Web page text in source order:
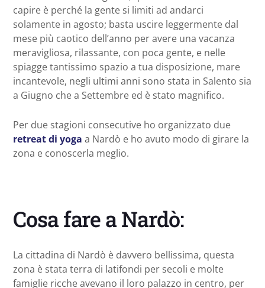
capire è perché la gente si limiti ad andarci
solamente in agosto; basta uscire leggermente dal
mese più caotico dell’anno per avere una vacanza
meravigliosa, rilassante, con poca gente, e nelle
spiagge tantissimo spazio a tua disposizione, mare
incantevole, negli ultimi anni sono stata in Salento sia
a Giugno che a Settembre ed è stato magnifico.
Per due stagioni consecutive ho organizzato due
retreat di yoga a Nardò e ho avuto modo di girare la
zona e conoscerla meglio.
Cosa fare a Nardò:
La cittadina di Nardò è davvero bellissima, questa
zona è stata terra di latifondi per secoli e molte
famiglie ricche avevano il loro palazzo in centro, per